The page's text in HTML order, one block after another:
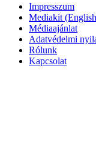
Impresszum
Mediakit
Médiaajánlat
Adatvédelmi
Rólunk
Kapcsolat